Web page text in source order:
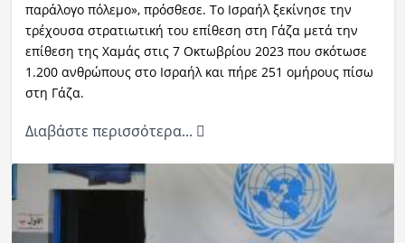
παράλογο πόλεμο», πρόσθεσε. Το Ισραήλ ξεκίνησε την
τρέχουσα στρατιωτική του επίθεση στη Γάζα μετά την
επίθεση της Χαμάς στις 7 Οκτωβρίου 2023 που σκότωσε
1.200 ανθρώπους στο Ισραήλ και πήρε 251 ομήρους πίσω
στη Γάζα.
Διαβάστε περισσότερα...